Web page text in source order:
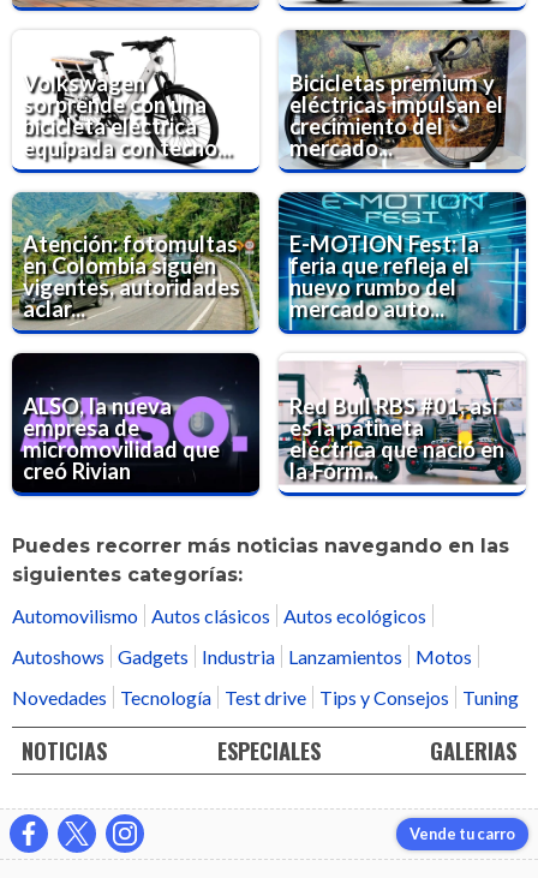
Volkswagen
sorprende con una
bicicleta eléctrica
equipada con tecno...
Bicicletas premium y
eléctricas impulsan el
crecimiento del
mercado...
Atención: fotomultas
en Colombia siguen
vigentes, autoridades
aclar...
E-MOTION Fest: la
feria que refleja el
nuevo rumbo del
mercado auto...
ALSO, la nueva
empresa de
micromovilidad que
creó Rivian
Red Bull RBS #01, así
es la patineta
eléctrica que nació en
la Fórm...
Puedes recorrer más noticias navegando en las
siguientes categorías:
Automovilismo
Autos clásicos
Autos ecológicos
Autoshows
Gadgets Industria Lanzamientos
Motos
Novedades
Tecnología Test drive Tips y Consejos Tuning
NOTICIAS ESPECIALES GALERIAS
Vende tu carro